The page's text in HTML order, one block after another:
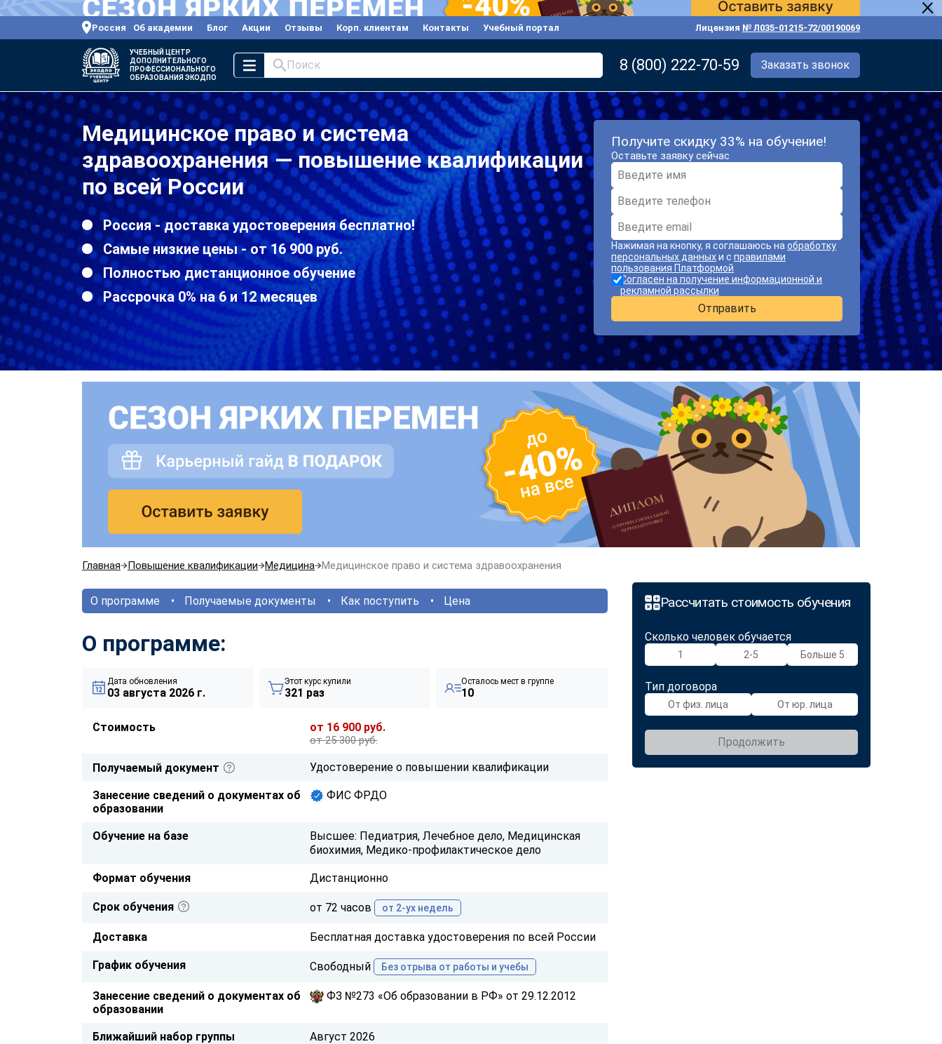
Россия Об академии Блог Акции Отзывы Корп. клиентам Контакты Учебный портал Лицензия № Л035-01215-72/00190069
УЧЕБНЫЙ ЦЕНТР
ДОПОЛНИТЕЛЬНОГО
ПРОФЕССИОНАЛЬНОГО
ОБРАЗОВАНИЯ ЭКОДПО
Поиск 8 (800) 222-70-59 Заказать звонок
Медицинское право и система
здравоохранения — повышение квалификации
по всей России
Россия - доставка удостоверения бесплатно!
Самые низкие цены - от 16 900 руб.
Полностью дистанционное обучение
Рассрочка 0% на 6 и 12 месяцев
Получите скидку 33% на обучение!
Оставьте заявку сейчас
Нажимая на кнопку, я соглашаюсь на обработку
персональных данныхи с правилами
пользования Платформой
Согласен на получение информационной и
рекламной рассылки
Отправить
Главная Повышение квалификации Медицина Медицинское право и система здравоохранения
Рассчитать стоимость обучения
Сколько человек обучается
1 2-5 Больше 5
Тип договора
От физ. лица От юр. лица
Продолжить
О программе Получаемые документы Как поступить Цена
О программе:
Дата обновления
03 августа 2026 г.
Этот курс купили
321 раз
Осталось мест в группе
10
Стоимость от 16 900 руб.
от 25 300 руб.
Получаемый документ Удостоверение о повышении квалификации
Занесение сведений о документах об
образовании
ФИС ФРДО
Обучение на базе
Высшее: Педиатрия, Лечебное дело, Медицинская
биохимия, Медико-профилактическое дело
Формат обучения Дистанционно
Срок обучения от 72 часов от 2-ух недель
Доставка Бесплатная доставка удостоверения по всей России
График обучения Свободный Без отрыва от работы и учебы
Занесение сведений о документах об
образовании
ФЗ №273 «Об образовании в РФ» от 29.12.2012
Ближайший набор группы Август 2026